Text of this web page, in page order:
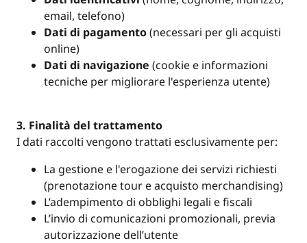
email, telefono)
Dati di pagamento(necessari per gli acquisti
online)
Dati di navigazione (cookie e informazioni
tecniche per migliorare l'esperienza utente)
3. Finalità del trattamento
I dati raccolti vengono trattati esclusivamente per:
La gestione e l'erogazione dei servizi richiesti
(prenotazione tour e acquisto merchandising)
L’adempimento di obblighi legali e fiscali
L’invio di comunicazioni promozionali, previa
autorizzazione dell’utente